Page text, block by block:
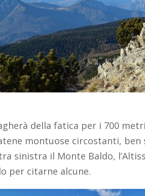
della fatica per i 700
montuose circostanti,
sinistra il Monte Baldo,
per citarne alcune.